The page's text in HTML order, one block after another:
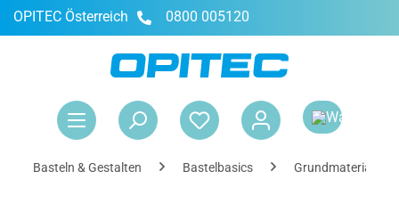
springen
OPITEC Österreich 0800 005120
Basteln & Gestalten Bastelbasics Grundmaterialien